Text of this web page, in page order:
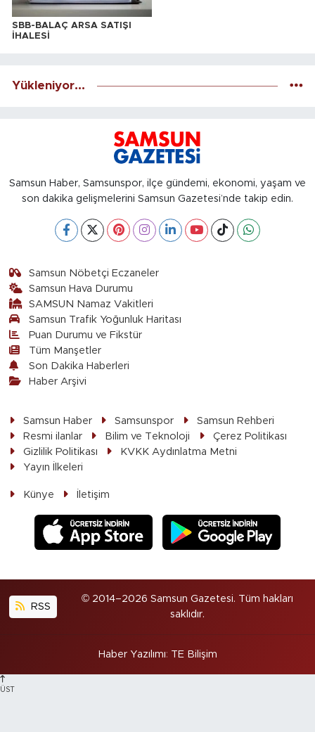
SBB-BALAÇ ARSA SATIŞI
İHALESİ
Yükleniyor...
Samsun Haber, Samsunspor, ilçe gündemi, ekonomi, yaşam ve
son dakika gelişmelerini Samsun Gazetesi’nde takip edin.
Samsun Nöbetçi Eczaneler
Samsun Hava Durumu
SAMSUN Namaz Vakitleri
Samsun Trafik Yoğunluk Haritası
Puan Durumu ve Fikstür
Tüm Manşetler
Son Dakika Haberleri
Haber Arşivi
Samsun Haber Samsunspor
Samsun Rehberi
Resmi ilanlar
Bilim ve Teknoloji
Çerez Politikası
Gizlilik Politikası
KVKK Aydınlatma Metni
Yayın İlkeleri
Künye İletişim
RSS
© 2014–2026 Samsun Gazetesi. Tüm hakları
saklıdır.
Haber Yazılımı: TE Bilişim
ÜST